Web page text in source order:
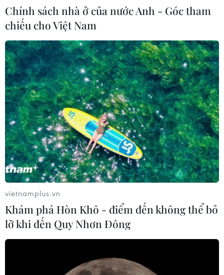
Chính sách nhà ở của nước Anh - Góc tham
chiếu cho Việt Nam
vietnamplus.vn
Khám phá Hòn Khô - điểm đến không thể bỏ
lỡ khi đến Quy Nhơn Đông